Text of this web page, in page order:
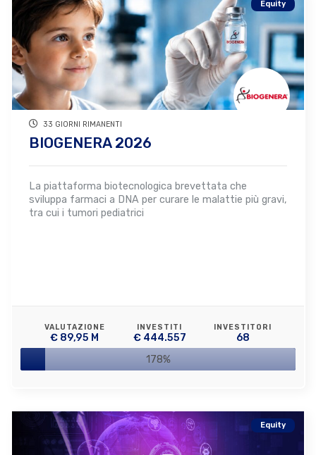
Equity
33 GIORNI RIMANENTI
BIOGENERA 2026
La piattaforma biotecnologica brevettata che
sviluppa farmaci a DNA per curare le malattie più gravi,
tra cui i tumori pediatrici
VALUTAZIONE
€ 89,95 M
INVESTITI
€ 444.557
INVESTITORI
68
178%
Equity